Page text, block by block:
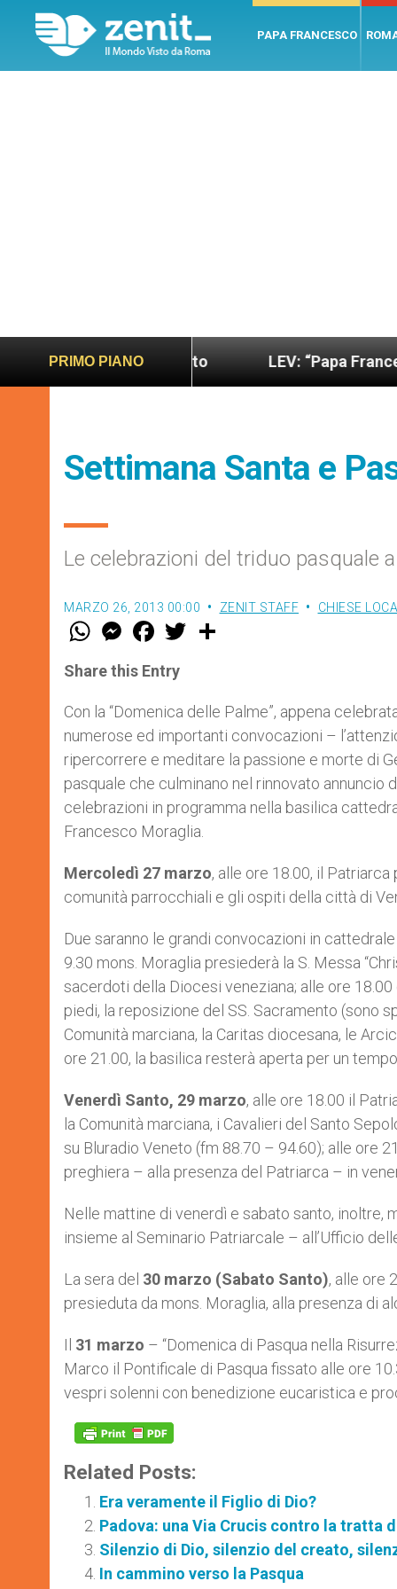
PAPA FRANCESCO
PRIMO PIANO
sano e giusto LEV: “Papa Francesco. Un
Settimana Santa e
Le celebrazioni del triduo pasquale
MARZO 26, 2013 00:00 ZENIT STAFF CHIESE
W
t
s
p
p
M
e
s
e
g
e
r
F
a
e
b
o
k
w
r
Share this Entry
Con la “Domenica delle Palme”, appena
numerose ed importanti convocazioni –
ripercorrere e meditare la passione e morte di
pasquale che culminano nel rinnovato
celebrazioni in programma nella basilica
Francesco Moraglia.
Mercoledì 27 marzo, alle ore 18.00, il
comunità parrocchiali e gli ospiti della città di
Due saranno le grandi convocazioni in
9.30 mons. Moraglia presiederà la S. Messa
sacerdoti della Diocesi veneziana; alle ore
piedi, la reposizione del SS. Sacramento (sono
Comunità marciana, la Caritas diocesana, le
ore 21.00, la basilica resterà aperta per un
Venerdì Santo, 29 marzo, alle ore 18.00 il
la Comunità marciana, i Cavalieri del Santo
su Bluradio Veneto (fm 88.70 – 94.60); alle ore
preghiera – alla presenza del Patriarca – in
Nelle mattine di venerdì e sabato santo, inoltre,
insieme al Seminario Patriarcale – all’Ufficio
La sera del 30 marzo (Sabato Santo), alle ore
presieduta da mons. Moraglia, alla presenza di
Il 31 marzo – “Domenica di Pasqua nella
Marco il Pontificale di Pasqua fissato alle ore
vespri solenni con benedizione eucaristica e
Related Posts:
Era veramente il Figlio di Dio?
Padova: una Via Crucis contro la tratta
Silenzio di Dio, silenzio del creato,
In cammino verso la Pasqua